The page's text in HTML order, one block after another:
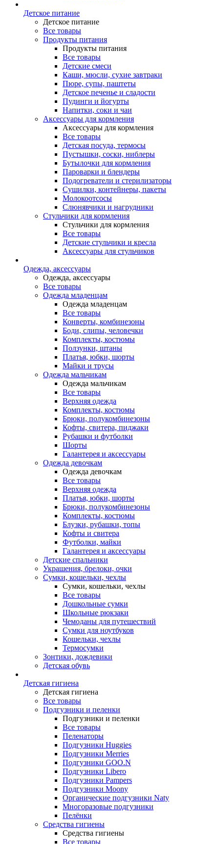
Детское питание
Детское питание
Все товары
Продукты питания
Продукты питания
Все товары
Детские смеси
Каши, мюсли, сухие завтраки
Пюре, супы, паштеты
Детское печенье и сладости
Пудинги и йогурты
Напитки, соки и чаи
Аксессуары для кормления
Аксессуары для кормления
Все товары
Детская посуда, термосы
Пустышки, соски, ниблеры
Бутылочки для кормления
Пароварки и блендеры
Подогреватели и стерилизаторы
Сушилки, контейнеры, пакеты
Молокоотсосы
Слюнявчики и нагрудники
Стульчики для кормления
Стульчики для кормления
Все товары
Детские стульчики и кресла
Аксессуары для стульчиков
Одежда, аксессуары
Одежда, аксессуары
Все товары
Одежда младенцам
Одежда младенцам
Все товары
Конверты, комбинезоны
Боди, слипы, человечки
Комплекты, костюмы
Ползунки, штаны
Платья, юбки, шорты
Майки и трусы
Одежда мальчикам
Одежда мальчикам
Все товары
Верхняя одежда
Комплекты, костюмы
Брюки, полукомбинезоны
Кофты, свитера, пиджаки
Рубашки и футболки
Шорты
Галантерея и аксессуары
Одежда девочкам
Одежда девочкам
Все товары
Верхняя одежда
Платья, юбки, шорты
Брюки, полукомбинезоны
Комплекты, костюмы
Блузки, рубашки, топы
Кофты и свитера
Футболки, майки
Галантерея и аксессуары
Детские спальники
Украшения, брелоки, очки
Сумки, кошельки, чехлы
Сумки, кошельки, чехлы
Все товары
Дошкольные сумки
Школьные рюкзаки
Чемоданы для путешествий
Сумки для ноутбуков
Кошельки, чехлы
Термосумки
Зонтики, дождевики
Детская обувь
Детская гигиена
Детская гигиена
Все товары
Подгузники и пеленки
Подгузники и пеленки
Все товары
Пеленаторы
Подгузники Huggies
Подгузники Merries
Подгузники GOO.N
Подгузники Libero
Подгузники Pampers
Подгузники Moony
Органические подгузники Naty
Многоразовые подгузники
Пелёнки
Средства гигиены
Средства гигиены
Все товары